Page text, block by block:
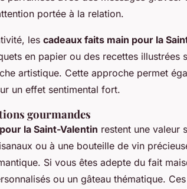
portée à la relation.
les cadeaux faits main pour la
en papier ou des recettes illustrées
artistique. Cette approche permet
un effet sentimental fort.
gourmandes
la Saint-Valentin restent une valeur
ou à une bouteille de vin
Si vous êtes adepte du fait
ou un gâteau thématique.